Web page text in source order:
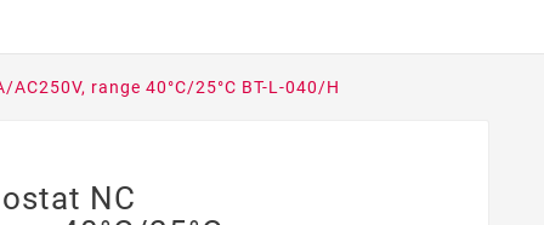
range 40°C/25°C BT-L-040/H
NC